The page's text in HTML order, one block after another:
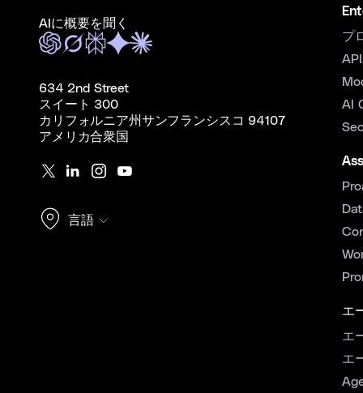
AIに概要を聞く
634 2nd Street
スイート 300
カリフォルニア州サンフランシスコ 94107
アメリカ合衆国
言語
プ
AI
エ
エ
エ